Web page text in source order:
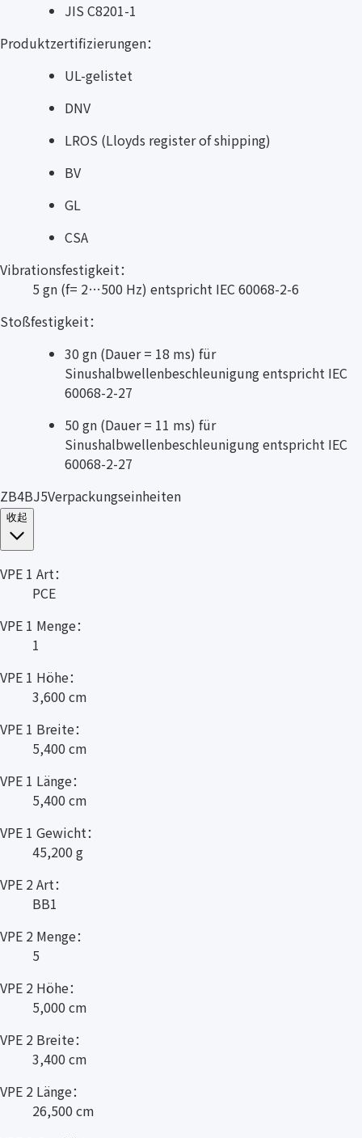
JIS C8201-1
Produktzertifizierungen：
UL-gelistet
DNV
LROS (Lloyds register of shipping)
BV
GL
CSA
Vibrationsfestigkeit：
5 gn (f= 2…500 Hz) entspricht IEC 60068-2-6
Stoßfestigkeit：
30 gn (Dauer = 18 ms) für
Sinushalbwellenbeschleunigung entspricht IEC
60068-2-27
50 gn (Dauer = 11 ms) für
Sinushalbwellenbeschleunigung entspricht IEC
60068-2-27
ZB4BJ5Verpackungseinheiten
收起
VPE 1 Art：
PCE
VPE 1 Menge：
1
VPE 1 Höhe：
3,600 cm
VPE 1 Breite：
5,400 cm
VPE 1 Länge：
5,400 cm
VPE 1 Gewicht：
45,200 g
VPE 2 Art：
BB1
VPE 2 Menge：
5
VPE 2 Höhe：
5,000 cm
VPE 2 Breite：
3,400 cm
VPE 2 Länge：
26,500 cm